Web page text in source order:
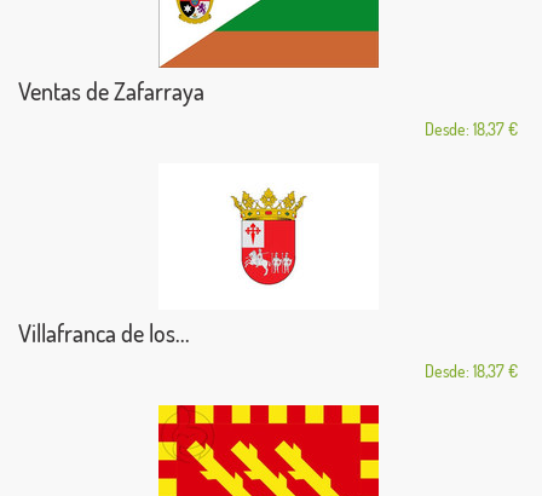
Ventas de Zafarraya
Desde: 18,37 €
Villafranca de los...
Desde: 18,37 €